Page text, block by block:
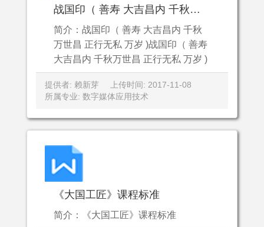
战国印（ 善寿 大吉昌内 千秋万世昌 正行无私 万岁 )战国印（ 善寿 大吉昌内 千秋万世昌 正行无私 万岁 )
简介：战国印（ 善寿 大吉昌内 千秋
万世昌 正行无私 万岁 )战国印（ 善寿
大吉昌内 千秋万世昌 正行无私 万岁 )
提供者: 赖新芽
上传时间: 2017-11-08
所属专业: 数字媒体应用技术
《大国工匠》课程标准
简介：《大国工匠》课程标准